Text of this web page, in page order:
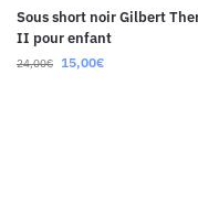
Sous short noir Gilbert
II pour enfant
24,00€ 15,00€